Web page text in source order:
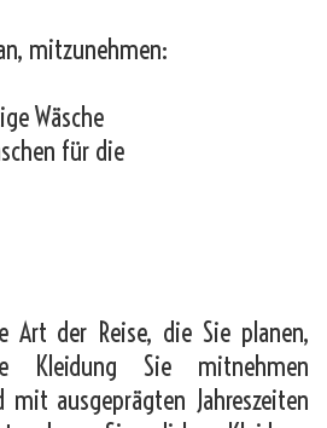
mitzunehmen:
Wäsche
für die
Art der Reise, die Sie planen,
Kleidung Sie mitnehmen
ausgeprägten Jahreszeiten